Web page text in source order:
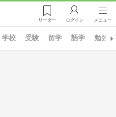
リーダー ログイン メニュー
学校 受験 留学 語学 勉強法